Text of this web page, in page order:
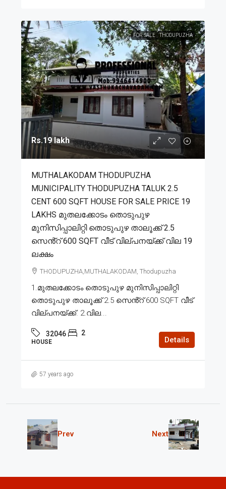
FOR SALE THODUPUZHA
Rs.19 lakh
MUTHALAKODAM THODUPUZHA
MUNICIPALITY THODUPUZHA TALUK 2.5
CENT 600 SQFT HOUSE FOR SALE PRICE 19
LAKHS മുതലക്കോടം തൊടുപുഴ
മുനിസിപ്പാലിറ്റി തൊടുപുഴ താലൂക്ക് 2.5
സെൻ്റ് 600 SQFT വീട് വില്പനയ്ക്ക് വില 19
ലക്ഷം
THODUPUZHA,MUTHALAKODAM, Thodupuzha
1.മുതലക്കോടം തൊടുപുഴ മുനിസിപ്പാലിറ്റി
തൊടുപുഴ താലൂക്ക് 2.5 സെൻ്റ് 600 SQFT വീട്
വില്പനയ്ക്ക്. 2.വില...
32046 2
HOUSE Details
57 years ago
Prev Next